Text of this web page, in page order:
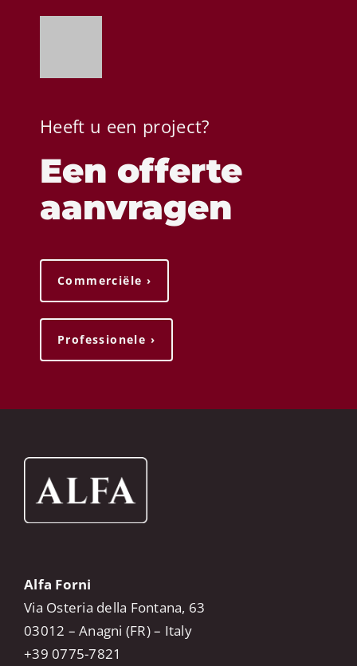
Heeft u een project?
Een offerte
aanvragen
Commerciële ›
Professionele ›
Alfa Forni
Via Osteria della Fontana, 63
03012 – Anagni (FR) – Italy
+39 0775-7821